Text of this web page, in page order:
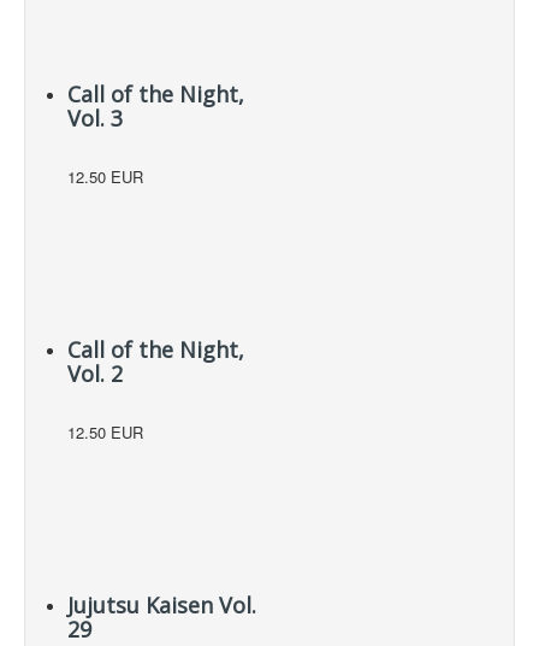
Call of the Night,
Vol. 3
12.50 EUR
Call of the Night,
Vol. 2
12.50 EUR
Jujutsu Kaisen Vol.
29